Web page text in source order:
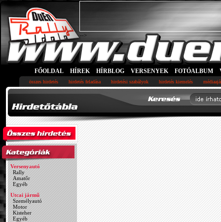
-->
FŐOLDAL HÍREK HÍRBLOG VERSENYEK FOTÓALBUM
összes hirdetés hirdetés feladása hirdetési szabályok hirdetés kiemelés
Versenyautó
Rally
Amatőr
Egyéb
Utcai jármű
Személyautó
Motor
Kisteher
Egyéb